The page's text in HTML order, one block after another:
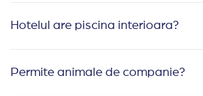
Hotelul are piscina interioara?
Permite animale de companie?